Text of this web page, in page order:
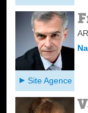
Site Agence